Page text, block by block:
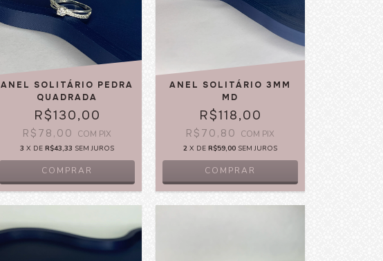
ANEL SOLITÁRIO PEDRA
QUADRADA
R$130,00
R$78,00 COM PIX
3 X DER$43,33 SEM JUROS
COMPRAR
ANEL SOLITÁRIO 3MM
MD
R$118,00
R$70,80 COM PIX
2 X DER$59,00 SEM JUROS
COMPRAR